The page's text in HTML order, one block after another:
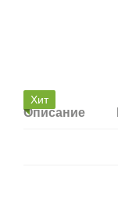
Хит
Описание